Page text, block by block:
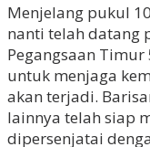
Menjelang pukul
nanti telah datang
Pegangsaan
untuk menjaga
akan terjadi.
lainnya telah siap
dipersenjatai